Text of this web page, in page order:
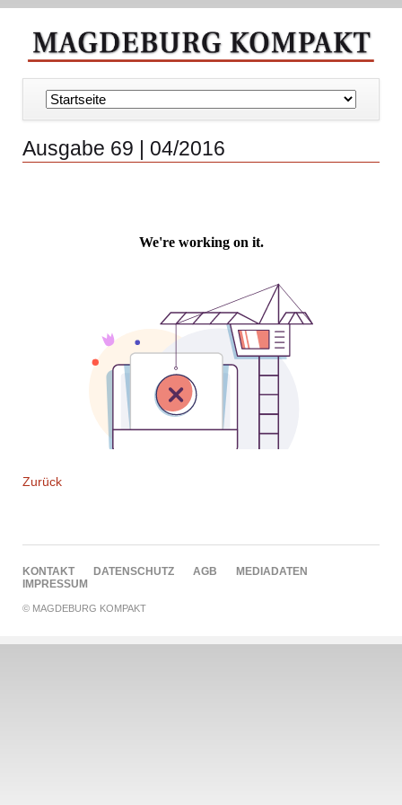
Navigation
überspringen
Ausgabe 69 | 04/2016
Zurück
NAVIGATION
ÜBERSPRINGEN
KONTAKT DATENSCHUTZ AGB
MEDIADATEN
IMPRESSUM
© MAGDEBURG KOMPAKT